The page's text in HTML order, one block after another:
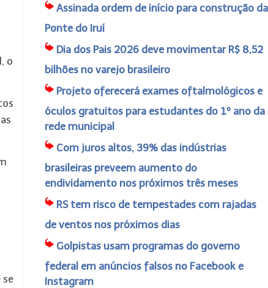
o
se
Assinada ordem de início para construção da
Ponte do Iruí
Dia dos Pais 2026 deve movimentar R$ 8,52
bilhões no varejo brasileiro
Projeto oferecerá exames oftalmológicos e
óculos gratuitos para estudantes do 1º ano da
rede municipal
Com juros altos, 39% das indústrias
brasileiras preveem aumento do
endividamento nos próximos três meses
RS tem risco de tempestades com rajadas
de ventos nos próximos dias
Golpistas usam programas do governo
federal em anúncios falsos no Facebook e
Instagram